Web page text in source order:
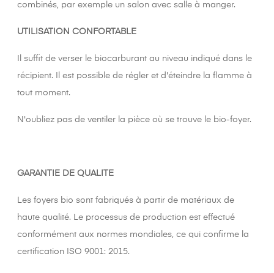
combinés, par exemple un salon avec salle à manger.
UTILISATION CONFORTABLE
Il suffit de verser le biocarburant au niveau indiqué dans le
récipient. Il est possible de régler et d'éteindre la flamme à
tout moment.
N'oubliez pas de ventiler la pièce où se trouve le bio-foyer.
GARANTIE DE QUALITE
Les foyers bio sont fabriqués à partir de matériaux de
haute qualité. Le processus de production est effectué
conformément aux normes mondiales, ce qui confirme la
certification ISO 9001: 2015.